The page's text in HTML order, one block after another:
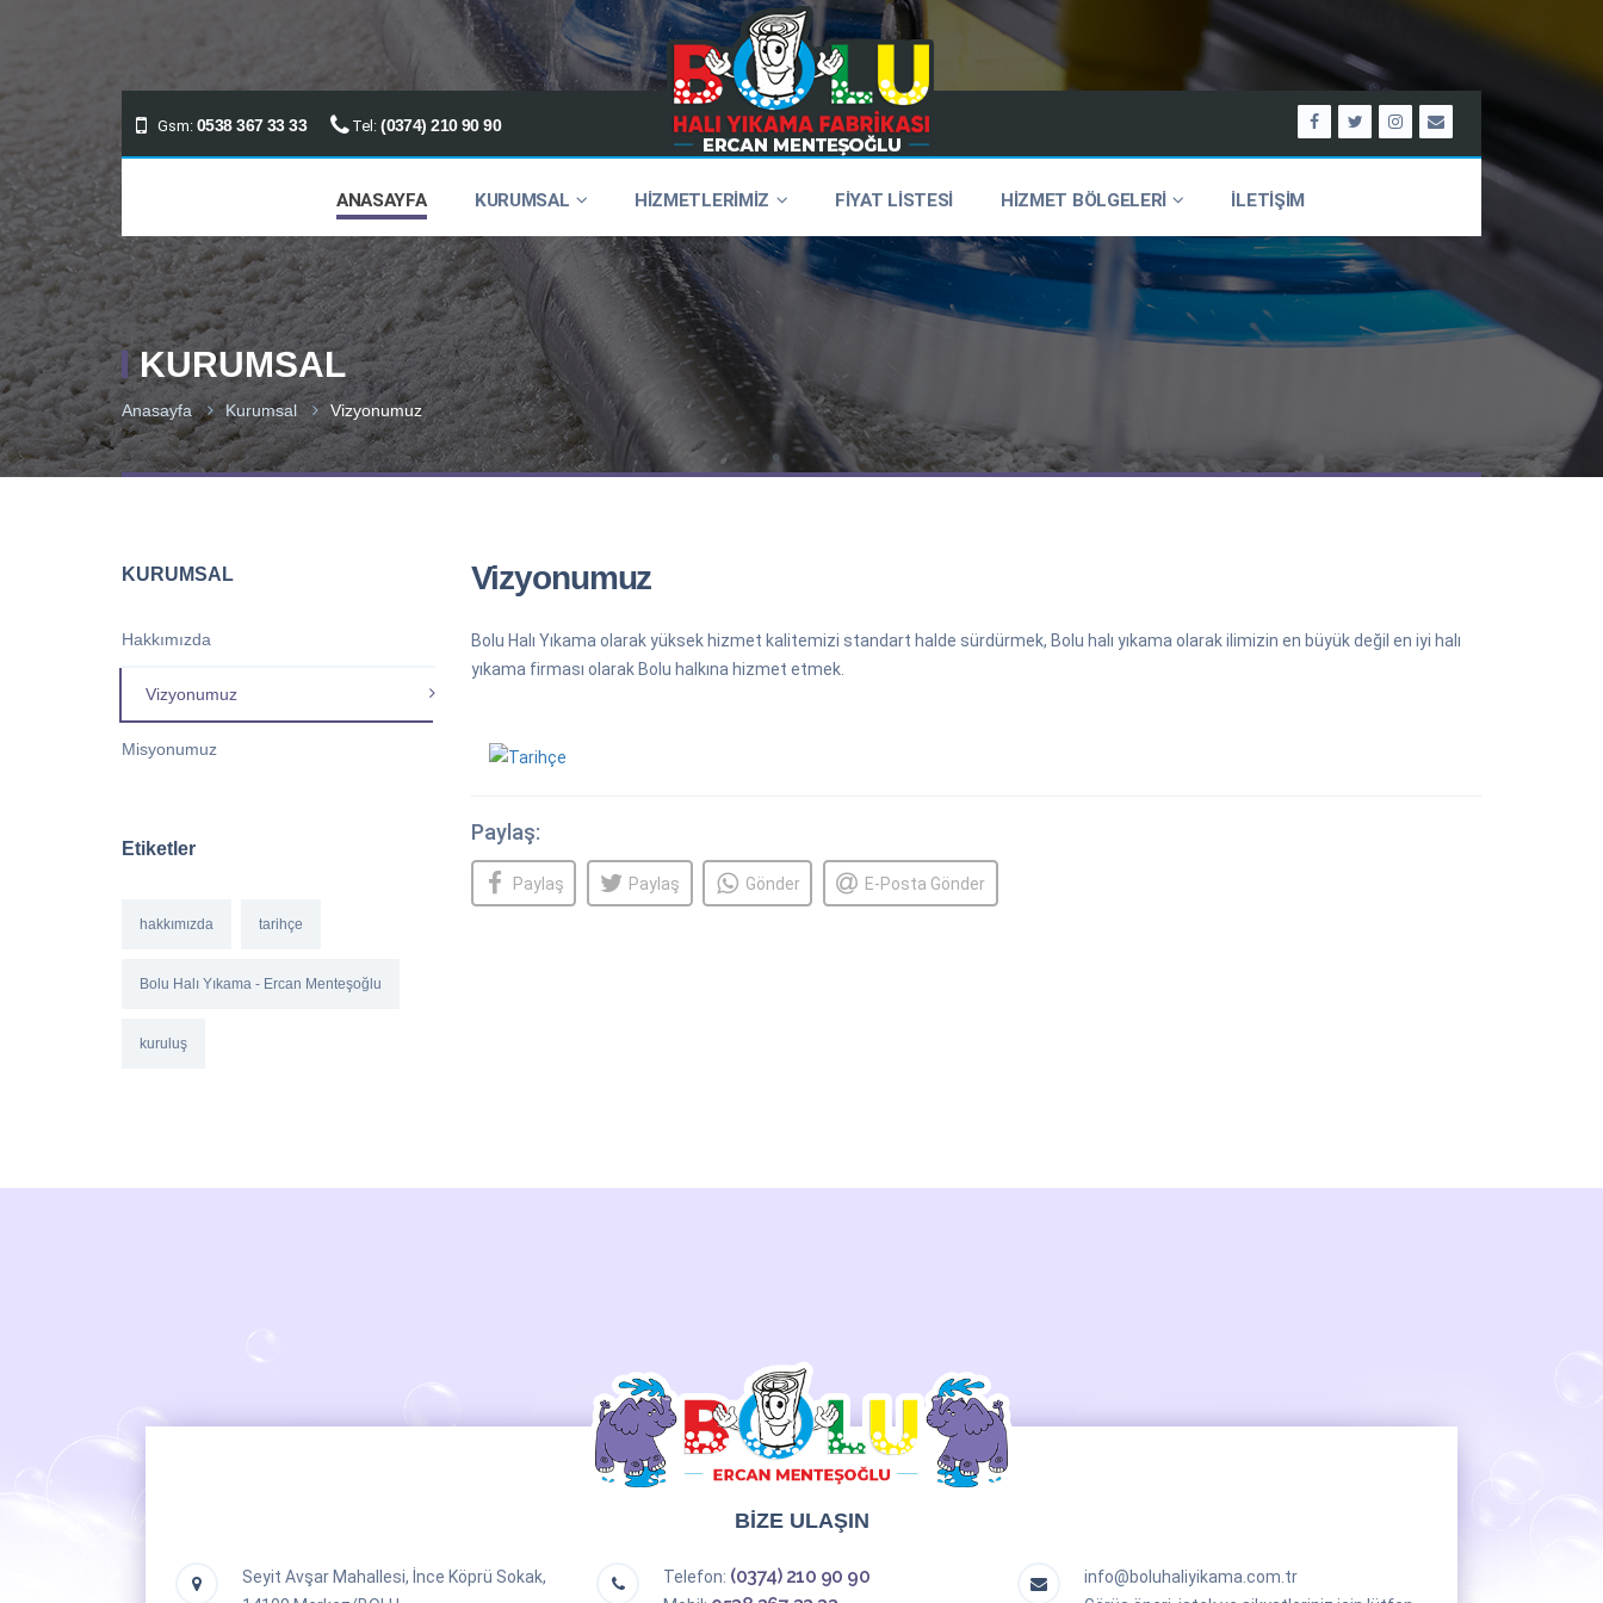
Gsm: 0538 367 33 33 Tel:(0374) 210 90 90
ANASAYFA KURUMSAL HİZMETLERİMİZ FİYAT LİSTESİ HİZMET BÖLGELERİ İLETİŞİM
KURUMSAL
Anasayfa Kurumsal Vizyonumuz
Vizyonumuz
Bolu Halı Yıkama olarak yüksek hizmet kalitemizi standart halde sürdürmek, Bolu halı yıkama olarak ilimizin en büyük değil en iyi halı
yıkama firması olarak Bolu halkına hizmet etmek.
Paylaş:
Paylaş Paylaş Gönder E-Posta Gönder
KURUMSAL
Hakkımızda
Vizyonumuz
Misyonumuz
Etiketler
hakkımızda tarihçe
Bolu Halı Yıkama - Ercan Menteşoğlu
kuruluş
BİZE ULAŞIN
Seyit Avşar Mahallesi, İnce Köprü Sokak,
Telefon: (0374) 210 90 90
info@boluhaliyikama.com.tr